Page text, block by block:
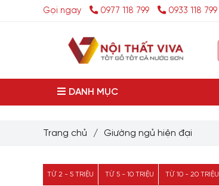
Gọi ngay 0977 118 799 0933 118 799
DANH MỤC
Trang chủ / Giường ngủ hiện đại
TỪ 2 - 5 TRIỆU TỪ 5 - 10 TRIỆU TỪ 10 - 20 TRIỆU